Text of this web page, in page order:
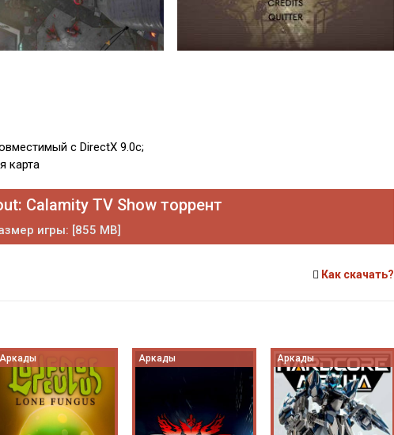
с DirectX 9.0c;
карта
Calamity TV Show торрент
игры: [855 MB]
Как скачать?
Аркады Аркады Аркады